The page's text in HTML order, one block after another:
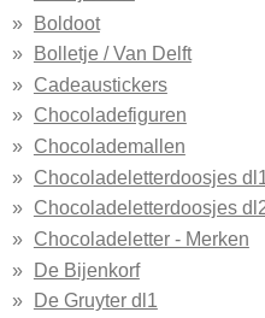
Boldoot
Bolletje / Van Delft
Cadeaustickers
Chocoladefiguren
Chocolademallen
Chocoladeletterdoosjes
Chocoladeletterdoosjes
Chocoladeletter - Merken
De Bijenkorf
De Gruyter dl1